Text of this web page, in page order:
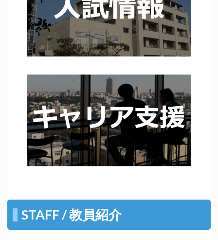
STAFF / 教員紹介